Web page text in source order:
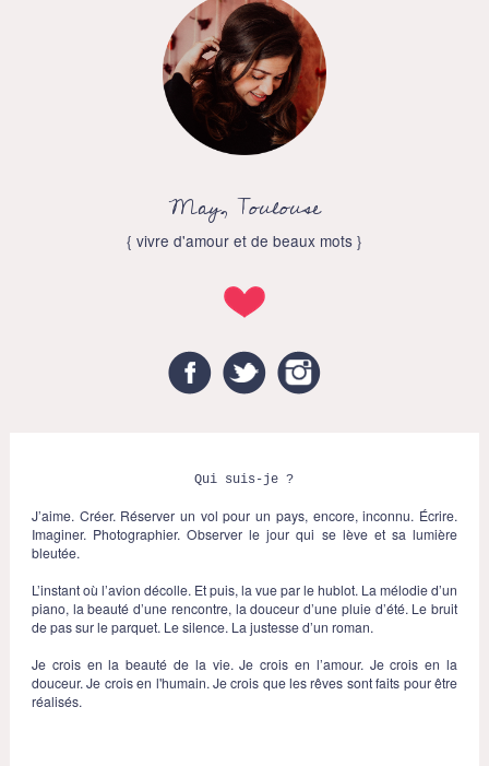
May, Toulouse
{ vivre d'amour et de beaux mots }
FacebookTwitter
Qui suis-je ?
J’aime. Créer. Réserver un vol pour un pays, encore, inconnu. Écrire.
Imaginer. Photographier. Observer le jour qui se lève et sa lumière
bleutée.
L’instant où l’avion décolle. Et puis, la vue par le hublot. La mélodie d’un
piano, la beauté d’une rencontre, la douceur d’une pluie d’été. Le bruit
de pas sur le parquet. Le silence. La justesse d’un roman.
Je crois en la beauté de la vie. Je crois en l’amour. Je crois en la
douceur. Je crois en l'humain. Je crois que les rêves sont faits pour être
réalisés.